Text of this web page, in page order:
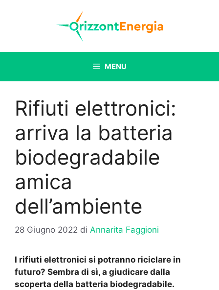
MENU
Rifiuti elettronici:
arriva la batteria
biodegradabile
amica
dell’ambiente
28 Giugno 2022 di Annarita Faggioni
I rifiuti elettronici si potranno riciclare in
futuro? Sembra di sì, a giudicare dalla
scoperta della batteria biodegradabile.